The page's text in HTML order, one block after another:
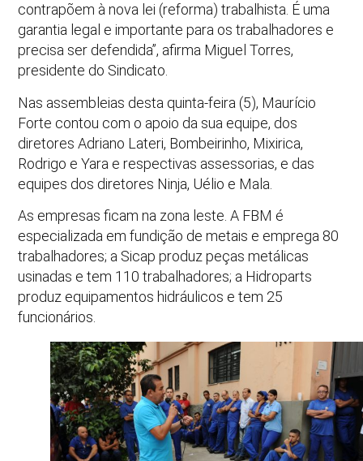
contrapõem à nova lei (reforma) trabalhista. É uma
garantia legal e importante para os trabalhadores e
precisa ser defendida”, afirma Miguel Torres,
presidente do Sindicato.
Nas assembleias desta quinta-feira (5), Maurício
Forte contou com o apoio da sua equipe, dos
diretores Adriano Lateri, Bombeirinho, Mixirica,
Rodrigo e Yara e respectivas assessorias, e das
equipes dos diretores Ninja, Uélio e Mala.
As empresas ficam na zona leste. A FBM é
especializada em fundição de metais e emprega 80
trabalhadores; a Sicap produz peças metálicas
usinadas e tem 110 trabalhadores; a Hidroparts
produz equipamentos hidráulicos e tem 25
funcionários.